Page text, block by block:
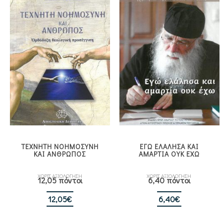
ΤΕΧΝΗΤΗ ΝΟΗΜΟΣΥΝΗ
ΚΑΙ ΑΝΘΡΩΠΟΣ
ΧΩΡΙΣ ΑΞΙΟΛΟΓΗΣΗ
12,05 πόντοι
12,05€
ΕΓΩ ΕΛΑΛΗΣΑ ΚΑΙ
ΑΜΑΡΤΙΑ ΟΥΚ ΕΧΩ
ΧΩΡΙΣ ΑΞΙΟΛΟΓΗΣΗ
6,40 πόντοι
6,40€